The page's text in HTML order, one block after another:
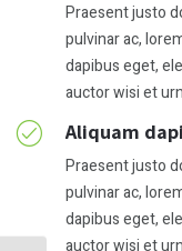
Praesent justo
pulvinar ac,
dapibus eget,
auctor wisi et
Aliquam
Praesent justo
pulvinar ac,
dapibus eget,
auctor wisi et